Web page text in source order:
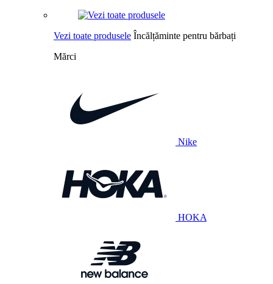
Vezi toate produsele Încălțăminte pentru bărbați
Mărci
Nike
HOKA